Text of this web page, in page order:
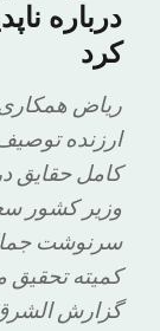
درباره
کرد
ریاض
ارزنده
کامل حقایق
وزیر کشور
سرنوشت
کمیته تحقیق
گزارش الشرق